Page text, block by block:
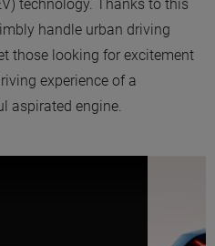
technology. Thanks to this
handle urban driving
those looking for excitement
experience of a
aspirated engine.